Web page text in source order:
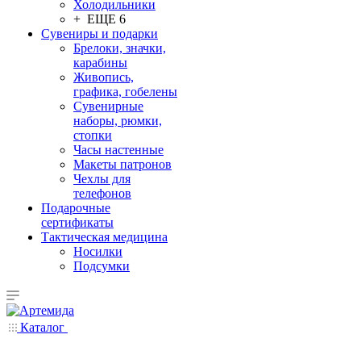
Холодильники
+ ЕЩЕ 6
Сувениры и подарки
Брелоки, значки,
карабины
Живопись,
графика, гобелены
Сувенирные
наборы, рюмки,
стопки
Часы настенные
Макеты патронов
Чехлы для
телефонов
Подарочные
сертификаты
Тактическая медицина
Носилки
Подсумки
Каталог